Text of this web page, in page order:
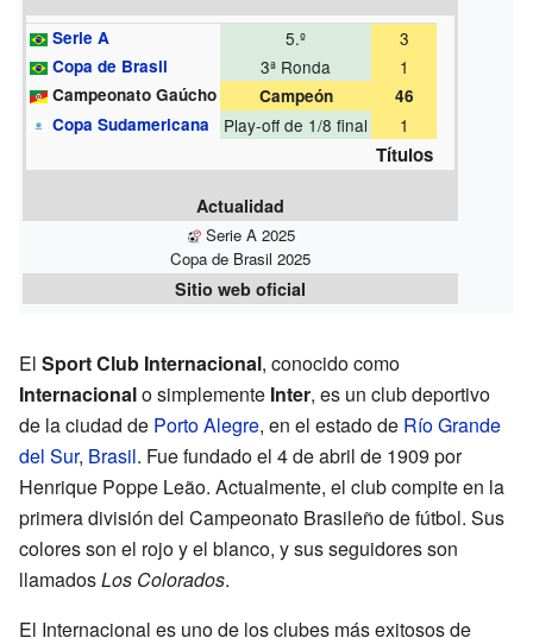
Serie A 5.º 3
Copa de Brasil 3ª Ronda 1
Campeonato Gaúcho Campeón
46
Copa Sudamericana
Play-off de 1/8 final 1
Títulos
Actualidad
Serie A 2025
Copa de Brasil 2025
Sitio web oficial
El Sport Club Internacional, conocido como
Internacionalo simplemente Inter, es un club deportivo
de la ciudad de Porto Alegre, en el estado de Río Grande
del Sur, Brasil. Fue fundado el 4 de abril de 1909 por
Henrique Poppe Leão. Actualmente, el club compite en la
primera división del Campeonato Brasileño de fútbol. Sus
colores son el rojo y el blanco, y sus seguidores son
llamadosLos Colorados.
El Internacional es uno de los clubes más exitosos de